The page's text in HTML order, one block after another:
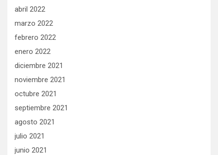
abril 2022
marzo 2022
febrero 2022
enero 2022
diciembre 2021
noviembre 2021
octubre 2021
septiembre 2021
agosto 2021
julio 2021
junio 2021